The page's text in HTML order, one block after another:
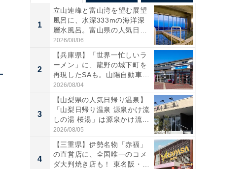
1
立山連峰と富山湾を望む展望
風呂に、水深333mの海洋深
層水風呂。富山県の人気日
帰...
2026/08/06
2
【兵庫県】「世界一忙しいラ
ーメン」に、龍野の城下町を
再現したSAも。山陽自動車
道...
2026/08/04
3
【山梨県の人気日帰り温泉】
「山梨日帰り温泉 源泉かけ流
しの湯 桜湯」は源泉かけ流...
2026/08/05
4
【三重県】伊勢名物「赤福」
の直営店に、全国唯一のコメ
ダ大判焼き店も！ 東名阪・